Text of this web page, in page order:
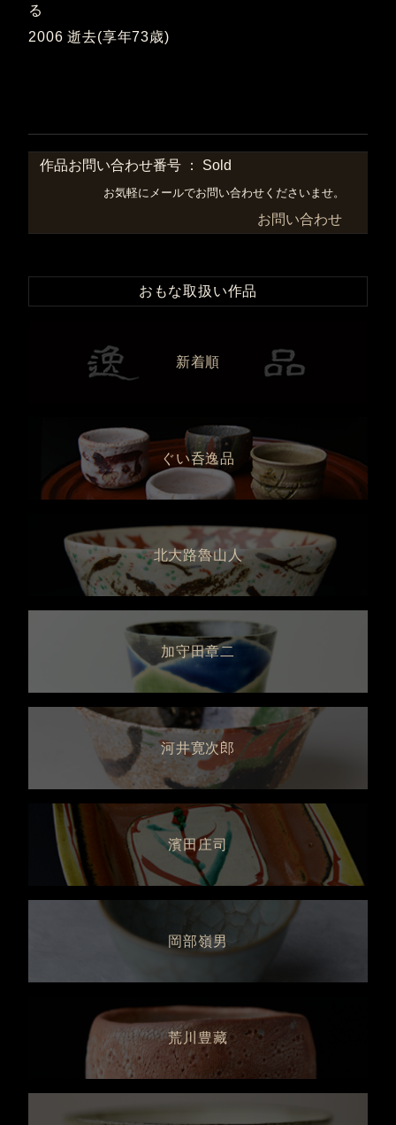
る
2006 逝去(享年73歳)
作品お問い合わせ番号 ： Sold
お気軽にメールでお問い合わせくださいませ。
お問い合わせ
おもな取扱い作品
新着順
ぐい呑逸品
北大路魯山人
加守田章二
河井寛次郎
濱田庄司
岡部嶺男
荒川豊藏